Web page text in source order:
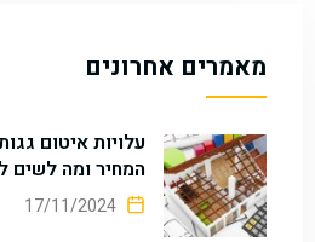
מאמרים אחרונים
עלויות איטום
המחיר ומה לשים